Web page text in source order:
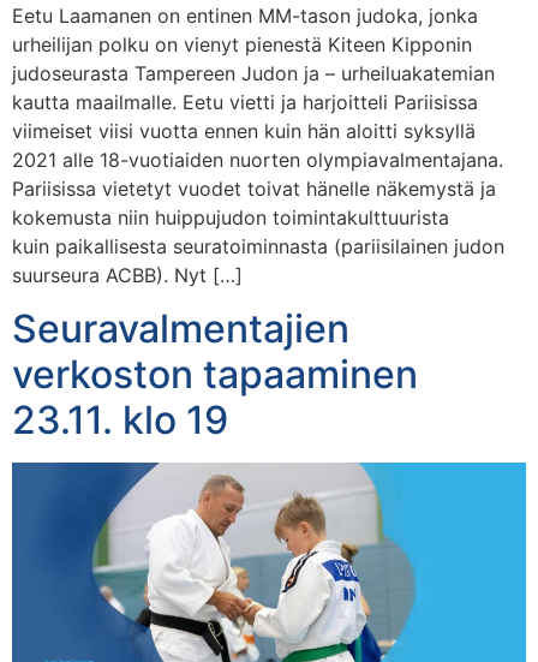
Eetu Laamanen on entinen MM-tason judoka, jonka
urheilijan polku on vienyt pienestä Kiteen Kipponin
judoseurasta Tampereen Judon ja – urheiluakatemian
kautta maailmalle. Eetu vietti ja harjoitteli Pariisissa
viimeiset viisi vuotta ennen kuin hän aloitti syksyllä
2021 alle 18-vuotiaiden nuorten olympiavalmentajana.
Pariisissa vietetyt vuodet toivat hänelle näkemystä ja
kokemusta niin huippujudon toimintakulttuurista
kuin paikallisesta seuratoiminnasta (pariisilainen judon
suurseura ACBB). Nyt […]
Seuravalmentajien
verkoston tapaaminen
23.11. klo 19